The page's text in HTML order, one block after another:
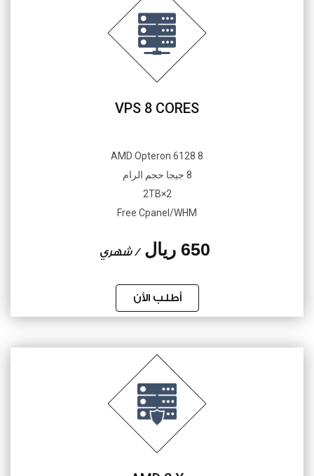
VPS 8 CORES
8 AMD Opteron 6128
8 جيجا حجم الرام
2×2TB
Free Cpanel/WHM
650 ريال / شهري
أطلب الأن